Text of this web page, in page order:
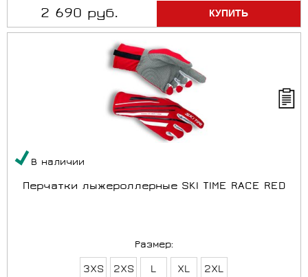
2 690 руб.
В наличии
Перчатки лыжероллерные SKI TIME RACE RED
Размер:
3XS 2XS L XL 2XL